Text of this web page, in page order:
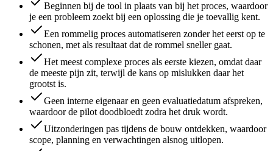
Beginnen bij de tool in plaats van bij het proces, waardoor
je een probleem zoekt bij een oplossing die je toevallig kent.
Een rommelig proces automatiseren zonder het eerst op te
schonen, met als resultaat dat de rommel sneller gaat.
Het meest complexe proces als eerste kiezen, omdat daar
de meeste pijn zit, terwijl de kans op mislukken daar het
grootst is.
Geen interne eigenaar en geen evaluatiedatum afspreken,
waardoor de pilot doodbloedt zodra het druk wordt.
Uitzonderingen pas tijdens de bouw ontdekken, waardoor
scope, planning en verwachtingen alsnog uitlopen.